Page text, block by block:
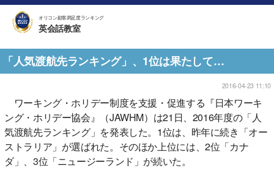
オリコン顧客満足度ランキング
英会話教室
「人気渡航先ランキング」、1位は果たして…
2016-04-23 11:10
ワーキング・ホリデー制度を支援・促進する『日本ワーキ
ング・ホリデー協会』（JAWHM）は21日、2016年度の「人
気渡航先ランキング」を発表した。1位は、昨年に続き「オー
ストラリア」が選ばれた。そのほか上位には、2位「カナ
ダ」、3位「ニュージーランド」が続いた。